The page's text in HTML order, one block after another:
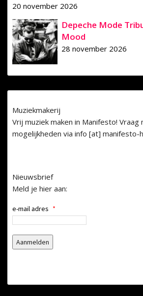
20 november 2026
Depeche Mode
Mood
28 november 2026
Muziekmakerij
Vrij muziek maken in Manifesto! Vraag
mogelijkheden via info [at] manifesto-
Nieuwsbrief
Meld je hier aan:
e-mail adres *